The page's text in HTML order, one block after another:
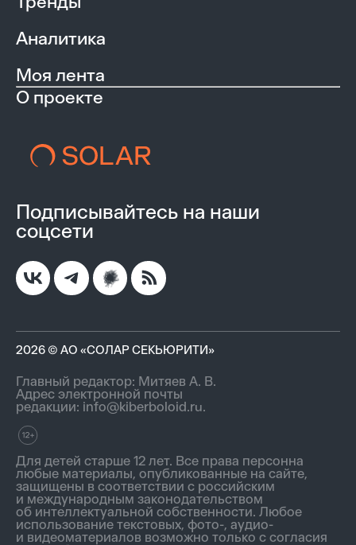
Аналитика
Моя лента
О проекте
Подписывайтесь на наши
соцсети
2026 © АО «СОЛАР СЕКЬЮРИТИ»
Главный редактор: Митяев А. В.
Адрес электронной почты
редакции: info@kiberboloid.ru.
Для детей старше 12 лет. Все права персонна
любые материалы, опубликованные на сайте,
защищены в соответствии с российским
и международным законодательством
об интеллектуальной собственности. Любое
использование текстовых, фото-, аудио-
и видеоматериалов возможно только с согласия